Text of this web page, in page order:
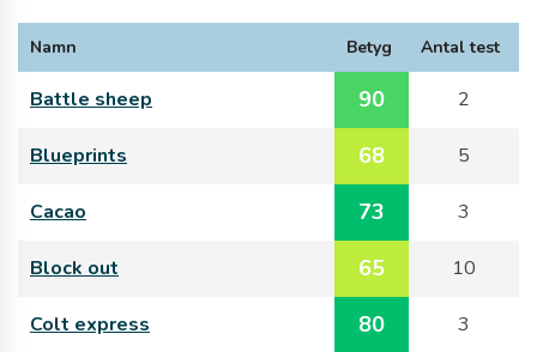
Namn Betyg Antal test
Battle sheep 90 2
Blueprints 68 5
Cacao 73 3
Block out 65 10
Colt express 80 3